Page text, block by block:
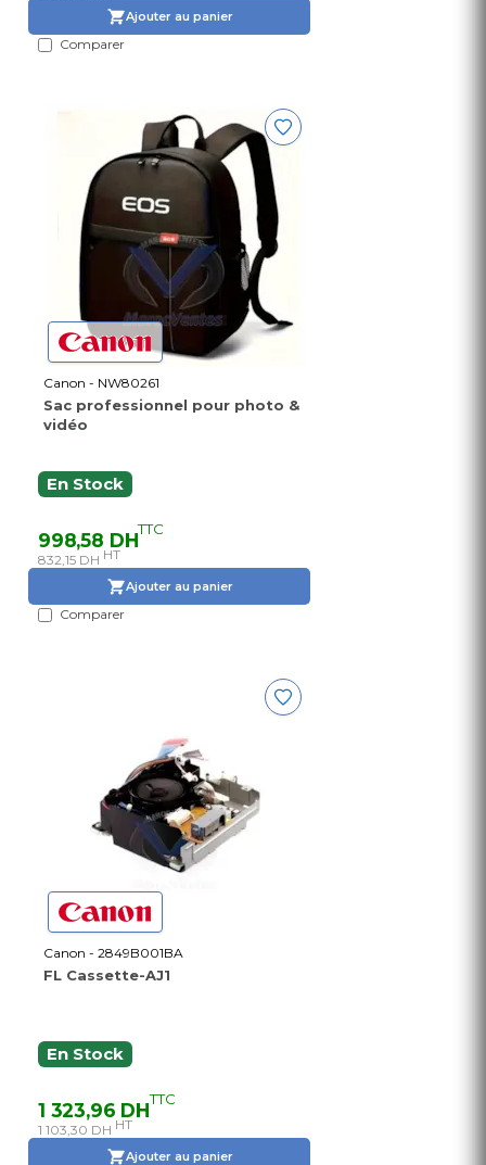
Ajouter au panier
Comparer
Canon - NW80261
Sac professionnel pour photo &
vidéo
En Stock
998,58 DHTTC
832,15 DH HT
Ajouter au panier
Comparer
Canon - 2849B001BA
FL Cassette-AJ1
En Stock
1 323,96 DHTTC
1 103,30 DH HT
Ajouter au panier